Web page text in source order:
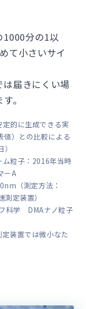
1000分の1以
て小さいサイ
届きにくい場
。
的に生成できる実
値）との比較による
粒子：2016年当時
ーA
（測定方法：
定装置）
科学 DMAナノ粒子
装置では微小なた